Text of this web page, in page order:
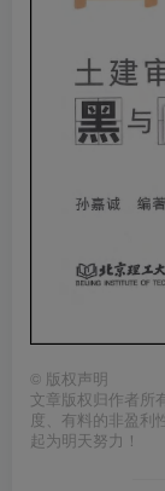
© 版权声明
文章版权归作者所
度、有料的非盈利
起为明天努力！